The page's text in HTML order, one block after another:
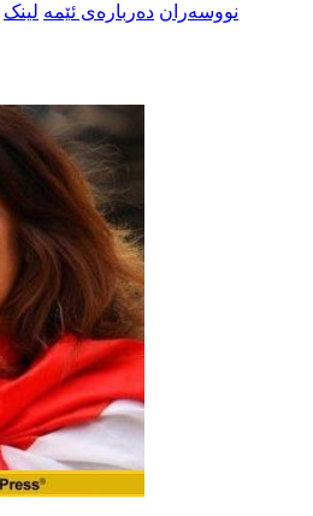
نووسەران دەربارەی ئێمە لینک